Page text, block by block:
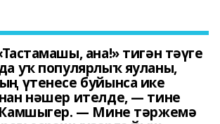
ана!» тигән тәүге
уҡ популярлыҡ яуланы,
үтенесе буйынса ике
нәшер ителде, — тине
— Мине тәржемә